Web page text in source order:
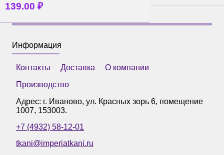
139.00 ₽
Информация
Контакты Доставка
О компании
Производство
Адрес: г. Иваново, ул. Красных зорь 6, помещение
1007, 153003.
+7 (4932) 58-12-01
tkani@imperiatkani.ru